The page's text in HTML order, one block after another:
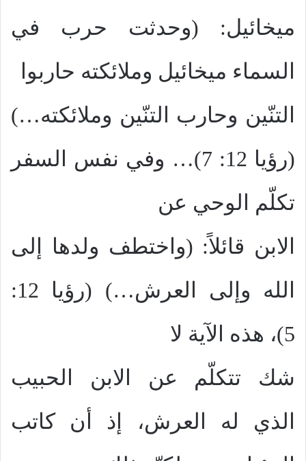
ميخائيل: (وحدثت حرب في
السماء ميخائيل وملائكته حاربوا
التنّين وحارب التنّين وملائكته…)
(رؤيا 12: 7)… وفي نفس السفر
تكلّم الوحي عن
الابن قائلاً: (واختطف ولدها إلى
الله وإلى العرش…) (رؤيا 12:
5)، هذه الآية لا
شك تتكلّم عن الابن الحبيب
الذي له العرش، إذ أن كاتب